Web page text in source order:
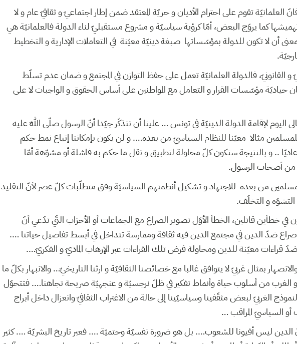
العلمانيّة تقوم على احترام الأديان و حريّة المعتقد ضمن إطار اجتماعيّ و ثقافيّ عام و لا
تهميشها كما يروّج البعض، أمّا كرؤية سياسيّة و مشروع مستقبليّ لناء الدولة فالعلمانيّة هي
أن لا تكون للدولة بمؤسّساتها صبغة دينيّة معيّنة في التعاملات الإدارية و التخطيط
القانونيّ، فالدولة العلمانيّة تعمل على حفظ التوازن في المجتمع و ضمان عدم تسلّط
حياديّة مؤسّسات القرار و التعامل مع المواطنين على أساس الحقوق و الواجبات لا على
اليوم لإقامة الدولة الدينيّة في تونس … علينا أن نتذكّر جيّدا أنّ الرسول صلّى اللّه عليه
مثالا معيّنا للنظام السياسيّ من بعده…. و لن يكون بإمكاننا إتباع نمط حكم
.. و بالنتيجة ستكون كلّ محاولة لتطبيق و نقل ما حكم به فاشلة أو مشوّهة أمّا
من أصحاب الرسول.
من بعده للاجتهاد و تشكيل أنظمتهم السياسيّة وفق متطلّبات كلّ عصر لأنّ التقليد
و التخلّف.
في خطأين قاتلين، الخطأ الأوّل تصوير الصراع مع الجماعات أو الأحزاب التّي تدّعي أنّ
صراع ضدّ الدين في مجتمع الدين فيه ثقافة وممارسة تتداخل في أبسط تفاصيل حياتنا ….
قراءات معيّنة للدين ومحاولة فرض تلك القراءات عبر الإرهاب الماديّ و الفكريّ….
والانصهار بمثال غربيّ لا يتوافق غالبا مع خصائصنا الثقافيّة و ارثنا التاريخيّ… والانبهار بكلّ ما
الغرب من أسلوب حياة وأنماط تفكير في ظلّ نرجسيّة و عنجهيّة صريحة تجاهنا…. فتتحوّل
النموذج الغربيّ لبعض مثقّفينا وسياسيّينا إلى حالة من الاغتراب الثقافيّ وانعزال داخل أبراج
أو السياسيّ المراقب …
الدين ليس أفيونا للشعوب…. بل هو ضرورة نفسيّة وحتميّة …. فعبر تاريخ البشريّة …. كثير